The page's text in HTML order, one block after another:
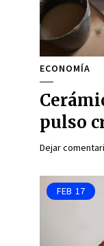
ECONOMÍA
pulso
Dejar
FEB 17